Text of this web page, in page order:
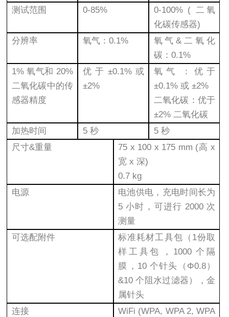
测试范围 0-85%
0-100% ( 二氧
化碳传感器)
分辨率
氧气：0.1%
氧气&二氧化
碳：0.1%
1% 氧气和 20%
二氧化碳中的传
感器精度
优于±0.1%或
±2%
氧气：优于
±0.1% 或 ±2%
二氧化碳：优于
±2% 二氧化碳
加热时间
5 秒
5 秒
尺寸&重量
75 x 100 x 175 mm (高 x
宽 x 深)
0.7 kg
电源
电池供电，充电时间长为
5 小时，可进行 2000 次
测量
可选配附件
标准耗材工具包（1份取
样工具包，1000 个隔
膜，10 个针头（Φ0.8）
&10 个阻水过滤器），金
属针头
连接
WiFi (WPA, WPA 2, WPA